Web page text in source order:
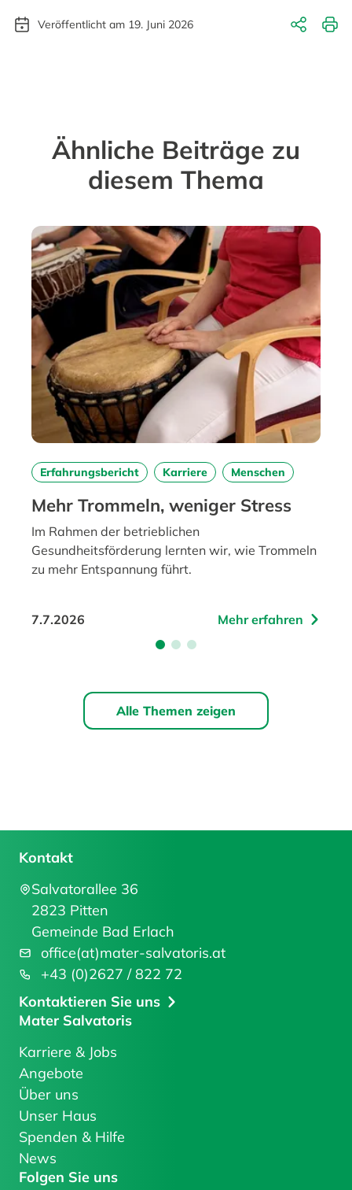
Veröffentlicht am 19. Juni 2026
Ähnliche Beiträge zu
diesem Thema
Erfahrungsbericht Karriere Menschen
Mehr Trommeln, weniger Stress
Im Rahmen der betrieblichen
Gesundheitsförderung lernten wir, wie Trommeln
zu mehr Entspannung führt.
7.7.2026 Mehr erfahren
Alle Themen zeigen
Mater Salvatoris
Karriere & Jobs
Angebote
Über uns
Unser Haus
Spenden & Hilfe
News
Kontakt
Salvatorallee 36
2823 Pitten
Gemeinde Bad Erlach
office(at)mater-salvatoris.at
+43 (0)2627 / 822 72
Kontaktieren Sie uns
Folgen Sie uns